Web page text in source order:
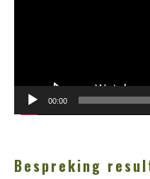
00:00
Bespreking